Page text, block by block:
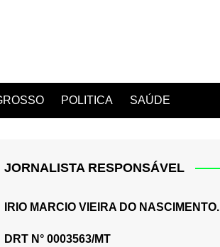
POLITICA SAÚDE
JORNALISTA RESPONSÁVEL
IRIO MARCIO VIEIRA DO NASCIMENTO.
DRT N° 0003563/MT